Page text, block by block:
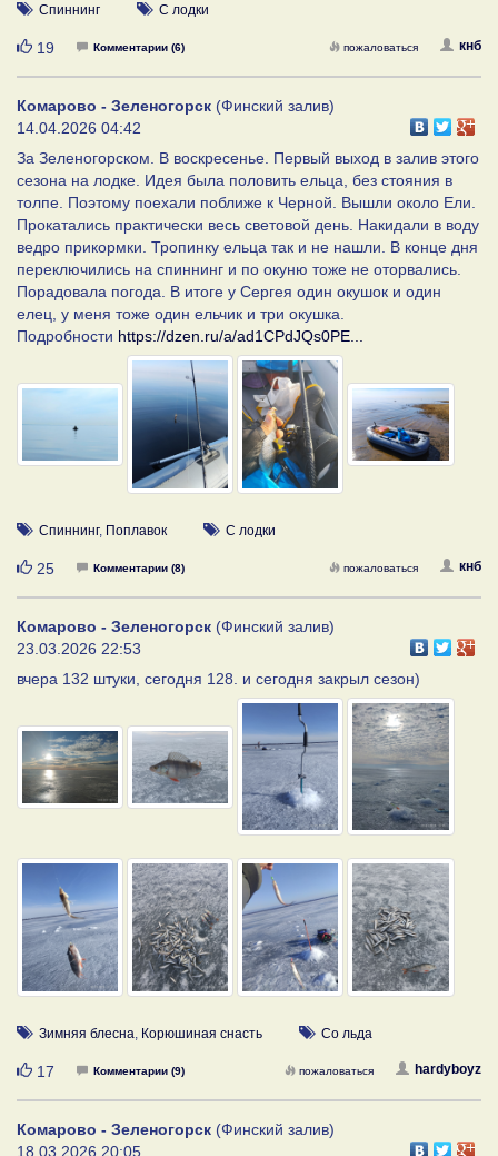
Спиннинг С лодки
Нравится
19 Комментарии (6) кнб
пожаловаться
Комарово - Зеленогорск (Финский залив)
14.04.2026 04:42
За Зеленогорском. В воскресенье. Первый выход в залив этого
сезона на лодке. Идея была половить ельца, без стояния в
толпе. Поэтому поехали поближе к Черной. Вышли около Ели.
Прокатались практически весь световой день. Накидали в воду
ведро прикормки. Тропинку ельца так и не нашли. В конце дня
переключились на спиннинг и по окуню тоже не оторвались.
Порадовала погода. В итоге у Сергея один окушок и один
елец, у меня тоже один ельчик и три окушка.
Подробности https://dzen.ru/a/ad1CPdJQs0PE...
Спиннинг, Поплавок С лодки
Нравится
25 Комментарии (8) кнб
пожаловаться
Комарово - Зеленогорск (Финский залив)
23.03.2026 22:53
вчера 132 штуки, сегодня 128. и сегодня закрыл сезон)
Зимняя блесна, Корюшиная снасть Со льда
Нравится
17 Комментарии (9) hardyboyz
пожаловаться
Комарово - Зеленогорск (Финский залив)
18.03.2026 20:05